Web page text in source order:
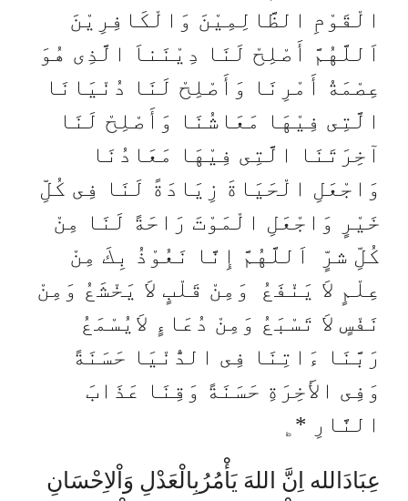
الْقَوْمِ الظَّالِمِيْنَ وَالْكَافِرِيْنَ
اَللَّهُمَّ أَصْلِحْ لَنَا دِيْنَناَ الَّذِى هُوَ
عِصْمَةُ أَمْرِنَا وَأَصْلِحْ لَنَا دُنْيَانَا
الَّتِى فِيْهَا مَعَاشُنَا وَأَصْلِحْ لَنَا
آخِرَتَنَا الَّتِى فِيْهَا مَعَادُنَا
وَاجْعَلِ الْحَيَاةَ زِيَادَةً لَنَا فِى كُلِّ
خَيْرٍ وَاجْعَلِ الْمَوْتَ رَاحَةً لَنَا مِنْ
كُلِّ شرٍّ اَللَّهُمَّ إِنَّا نَعُوْذُ بِكَ مِنْ
عِلْمٍ لاَ يَنْفَعُ وَمِنْ قَلْبٍ لاَ يَخْشَعُ وَمِنْ
نَفْسٍ لاَ تَسْبَعُ وَمِنْ دُعَاءٍ لاَيُسْمَعُ
رَبَّنَا ءَاتِنَا فِى الدُّنْيَا حَسَنَةً
وَفِى الأَخِرَةِ حَسَنَةً وَقِنَا عَذَابَ
النَّارِ *﯁
عِبَادَالله اِنَّ اللهَ يَأْمُرُبِالْعَدْلِ وَاْلاِحْسَانِ